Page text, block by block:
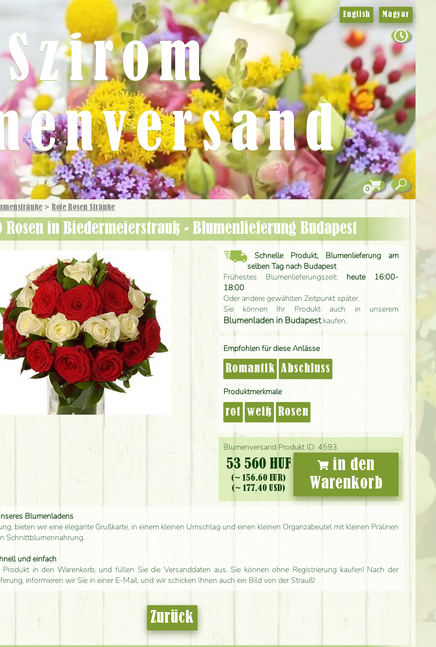
> Rote Rosen Sträuße
Rosen in Biedermeierstrauß - Blumenlieferung Budapest
Blumenversand Produkt ID: 4593
53 560 HUF
(~ 156.60 EUR)
(~ 177.40 USD)
in den
Warenkorb
Schnelle Produkt, Blumenlieferung am
selben Tag nach Budapest
Frühestes Blumenlieferungszeit: heute 16:00-
18:00
Oder andere gewählten Zeitpunkt später.
Sie können Ihr Produkt auch in unserem
Blumenladen in Budapestkaufen.
Empfohlen für diese Anlässe
Romantik Abschluss
Produktmerkmale
rot weiß Rosen
Blumenladens
bieten wir eine elegante Grußkarte, in einem kleinen Umschlag und einen kleinen Organzabeutel mit kleinen Pralinen
Schnittblumennahrung.
und einfach
in den Warenkorb, und füllen Sie die Versanddaten aus. Sie können ohne Registrierung kaufen! Nach der
informieren wir Sie in einer E-Mail, und wir schicken Ihnen auch ein Bild von der Strauß!
Zurück
English Magyar
Szirom
0